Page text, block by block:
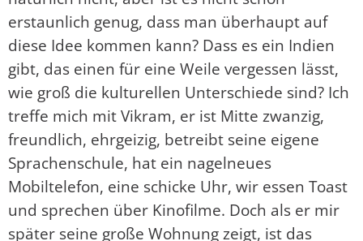
erstaunlich genug, dass man überhaupt auf
diese Idee kommen kann? Dass es ein Indien
gibt, das einen für eine Weile vergessen lässt,
wie groß die kulturellen Unterschiede sind? Ich
treffe mich mit Vikram, er ist Mitte zwanzig,
freundlich, ehrgeizig, betreibt seine eigene
Sprachenschule, hat ein nagelneues
Mobiltelefon, eine schicke Uhr, wir essen Toast
und sprechen über Kinofilme. Doch als er mir
später seine große Wohnung zeigt, ist das